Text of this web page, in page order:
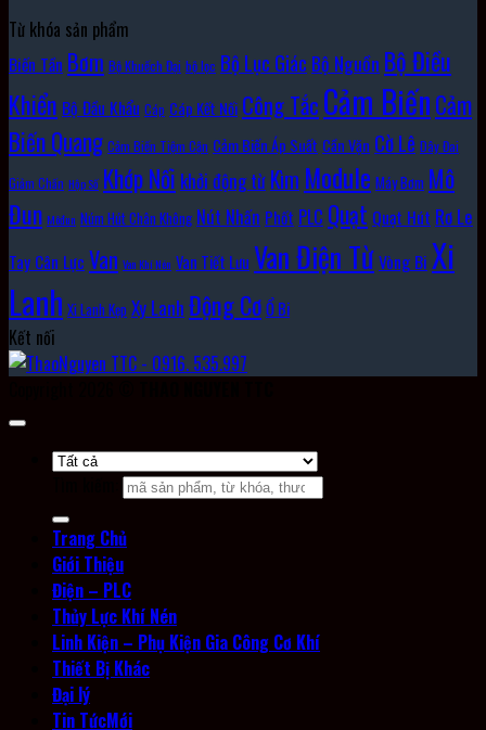
Từ khóa sản phẩm
Biến Tần Bơm Bộ Khuếch Đại bộ lọc Bộ Lục Giác Bộ Nguồn Bộ Điều
Khiển Bộ Đầu Khẩu Cáp Cáp Kết Nối Công TắcCảm BiếnCảm
Biến Quang Cảm Biến Tiệm Cận Cảm Biến Áp Suất Cần Vặn Cờ Lê Dây Đai
Giảm Chấn Hộp Số Khớp Nối khởi động từ Kìm Module Máy Bơm Mô
Đun Môđun Núm Hút Chân Không Nút Nhấn Phốt PLC Quạt Quạt Hút Rơ Le
Tay Cân Lực Van Van Khí Nén Van Tiết Lưu Van Điện TừVòng Bi Xi
Lanh Xi Lanh Kẹp Xy LanhĐộng CơỔ Bi
Kết nối
Trang Chủ
Giới Thiệu
Điện – PLC
Thủy Lực Khí Nén
Linh Kiện – Phụ Kiện Gia Công Cơ Khí
Thiết Bị Khác
Đại lý
Tin Tức